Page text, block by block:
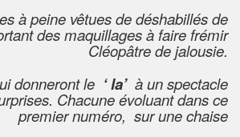
à peine vêtues de déshabillés de
des maquillages à faire frémir
Cléopâtre de jalousie.
donneront le ‘ la’à un spectacle
Chacune évoluant dans ce
premier numéro, sur une chaise